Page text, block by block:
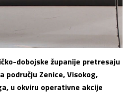
dobojske županije pretresaju
području Zenice, Visokog,
u okviru operativne akcije